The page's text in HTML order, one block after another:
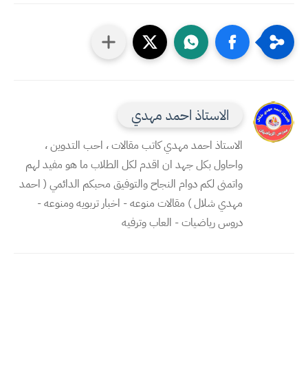
الاستاذ احمد مهدي
الاستاذ احمد مهدي كاتب مقالات ، احب التدوين ،
واحاول بكل جهد ان اقدم لكل الطلاب ما هو مفيد لهم
واتمنى لكم دوام النجاح والتوفيق محبكم الدائمي ( احمد
مهدي شلال ) مقالات منوعه - اخبار تربويه ومنوعه -
دروس رياضيات - العاب وترفيه